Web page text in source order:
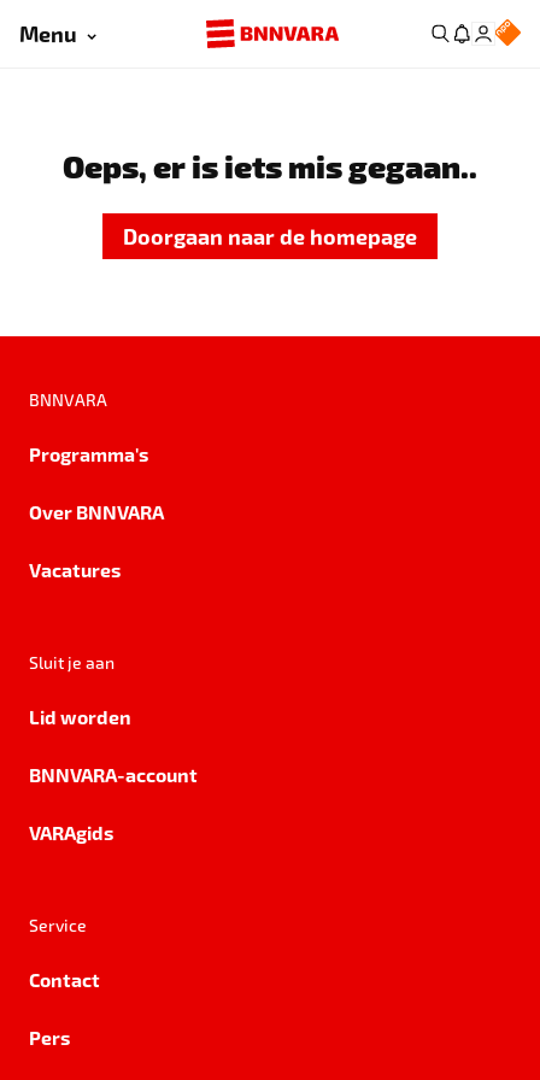
Menu
Oeps, er is iets mis gegaan..
Doorgaan naar de homepage
BNNVARA
Programma's
Over BNNVARA
Vacatures
Sluit je aan
Lid worden
BNNVARA-account
VARAgids
Service
Contact
Pers